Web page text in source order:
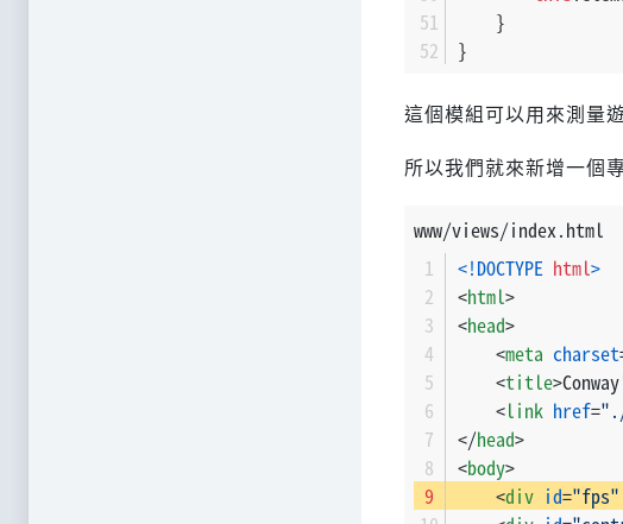
    }
}
這個模組可以用來測量
所以我們就來新增一個
www/views/index.html
<!DOCTYPE html>
<html>
<head>
<meta charset
<title>
<link href=
</head>
<body>
<div id="fps"